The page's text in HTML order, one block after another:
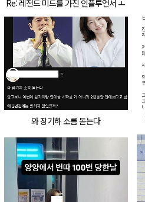
Re: 레전드 미드를 가진 인플루언서 ㅗ
ㅜㅑ(+십9금)
와 장기하 소름 돋는다